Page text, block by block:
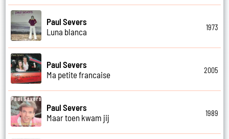
Paul Severs
Luna blanca
1973
Paul Severs
Ma petite francaise
2005
Paul Severs
Maar toen kwam jij
1989